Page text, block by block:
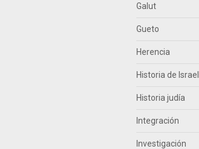
Galut
Gueto
Herencia
Historia de Israel
Historia judía
Integración
Investigación